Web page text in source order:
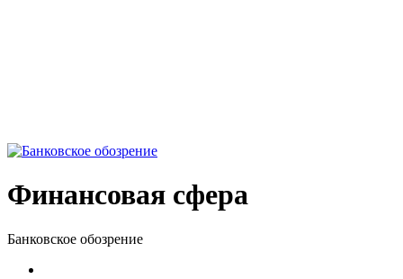
Финансовая сфера
Банковское обозрение